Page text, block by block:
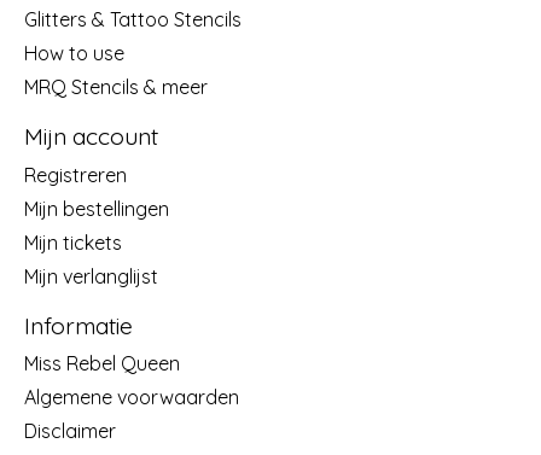
Glitters & Tattoo Stencils
How to use
MRQ Stencils & meer
Mijn account
Registreren
Mijn bestellingen
Mijn tickets
Mijn verlanglijst
Informatie
Miss Rebel Queen
Algemene voorwaarden
Disclaimer